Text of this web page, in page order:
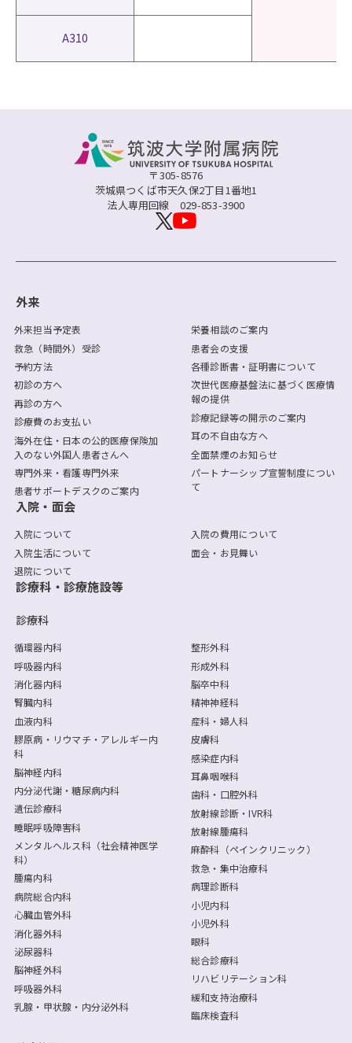
A310
〒305-8576
茨城県つくば市天久保2丁目1番地1
法人専用回線 029-853-3900
外来
外来担当予定表
救急（時間外）受診
予約方法
初診の方へ
再診の方へ
診療費のお支払い
海外在住・日本の公的医療保険加
入のない外国人患者さんへ
専門外来・看護専門外来
患者サポートデスクのご案内
栄養相談のご案内
患者会の支援
各種診断書・証明書について
次世代医療基盤法に基づく医療情
報の提供
診療記録等の開示のご案内
耳の不自由な方へ
全面禁煙のお知らせ
パートナーシップ宣誓制度につい
て
入院・面会
入院について
入院生活について
退院について
入院の費用について
面会・お見舞い
診療科・診療施設等
診療科
循環器内科
呼吸器内科
消化器内科
腎臓内科
血液内科
膠原病・リウマチ・アレルギー内
科
脳神経内科
内分泌代謝・糖尿病内科
遺伝診療科
睡眠呼吸障害科
メンタルヘルス科（社会精神医学
科）
腫瘍内科
病院総合内科
心臓血管外科
消化器外科
泌尿器科
脳神経外科
呼吸器外科
乳腺・甲状腺・内分泌外科
整形外科
形成外科
脳卒中科
精神神経科
産科・婦人科
皮膚科
感染症内科
耳鼻咽喉科
歯科・口腔外科
放射線診断・IVR科
放射線腫瘍科
麻酔科（ペインクリニック）
救急・集中治療科
病理診断科
小児内科
小児外科
眼科
総合診療科
リハビリテーション科
緩和支持治療科
臨床検査科